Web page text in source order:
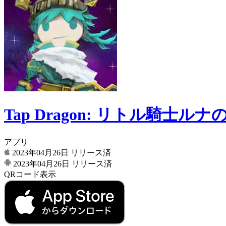
Tap Dragon: リトル騎士ルナ
アプリ
2023年04月26日
リリース済
2023年04月26日
リリース済
QRコード表示